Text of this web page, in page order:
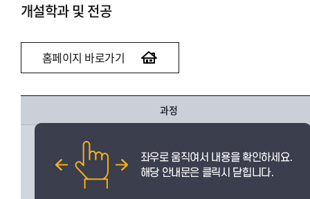
개설학과 및 전공
홈페이지 바로가기
과정